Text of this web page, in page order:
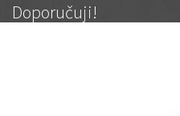
Doporučuji!